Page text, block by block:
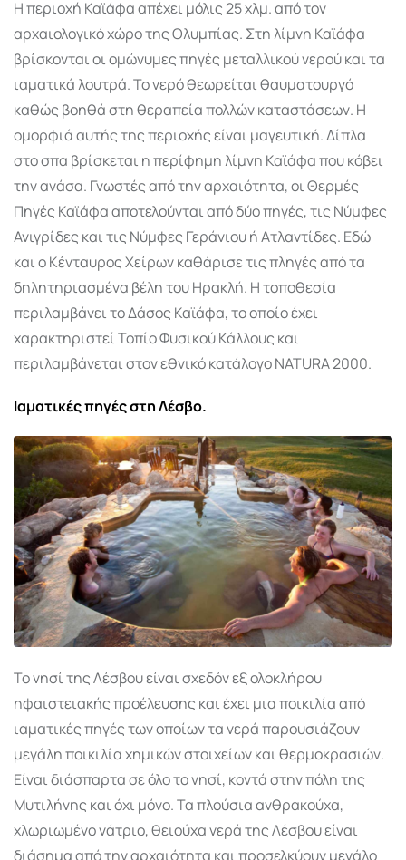
Η περιοχή Καϊάφα απέχει μόλις 25 χλμ. από τον
αρχαιολογικό χώρο της Ολυμπίας. Στη λίμνη Καϊάφα
βρίσκονται οι ομώνυμες πηγές μεταλλικού νερού και τα
ιαματικά λουτρά. Το νερό θεωρείται θαυματουργό
καθώς βοηθά στη θεραπεία πολλών καταστάσεων. Η
ομορφιά αυτής της περιοχής είναι μαγευτική. Δίπλα
στο σπα βρίσκεται η περίφημη λίμνη Καϊάφα που κόβει
την ανάσα. Γνωστές από την αρχαιότητα, οι Θερμές
Πηγές Καϊάφα αποτελούνται από δύο πηγές, τις Νύμφες
Ανιγρίδες και τις Νύμφες Γεράνιου ή Ατλαντίδες. Εδώ
και ο Κένταυρος Χείρων καθάρισε τις πληγές από τα
δηλητηριασμένα βέλη του Ηρακλή. Η τοποθεσία
περιλαμβάνει το Δάσος Καϊάφα, το οποίο έχει
χαρακτηριστεί Τοπίο Φυσικού Κάλλους και
περιλαμβάνεται στον εθνικό κατάλογο NATURA 2000.
Ιαματικές πηγές στη Λέσβο.
Το νησί της Λέσβου είναι σχεδόν εξ ολοκλήρου
ηφαιστειακής προέλευσης και έχει μια ποικιλία από
ιαματικές πηγές των οποίων τα νερά παρουσιάζουν
μεγάλη ποικιλία χημικών στοιχείων και θερμοκρασιών.
Είναι διάσπαρτα σε όλο το νησί, κοντά στην πόλη της
Μυτιλήνης και όχι μόνο. Τα πλούσια ανθρακούχα,
χλωριωμένο νάτριο, θειούχα νερά της Λέσβου είναι
διάσημα από την αρχαιότητα και προσελκύουν μεγάλο